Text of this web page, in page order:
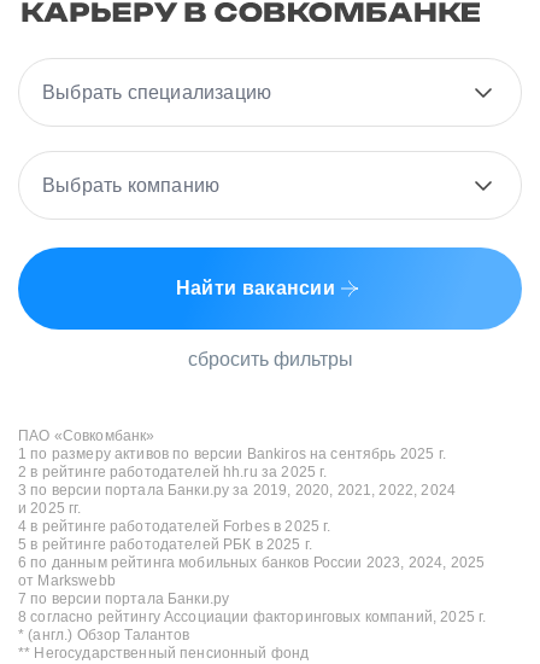
Выбрать специализацию
Выбрать компанию
Найти вакансии
сбросить фильтры
ПАО «Совкомбанк»
1 по размеру активов по версии Bankiros на сентябрь 2025 г.
2 в рейтинге работодателей hh.ru за 2025 г.
3 по версии портала Банки.ру за 2019, 2020, 2021, 2022, 2024
и 2025 гг.
4 в рейтинге работодателей Forbes в 2025 г.
5 в рейтинге работодателей РБК в 2025 г.
6 по данным рейтинга мобильных банков России 2023, 2024, 2025
от Markswebb
7 по версии портала Банки.ру
8 согласно рейтингу Ассоциации факторинговых компаний, 2025 г.
* (англ.) Обзор Талантов
** Негосударственный пенсионный фонд